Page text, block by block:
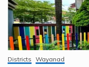
Districts Wayanad